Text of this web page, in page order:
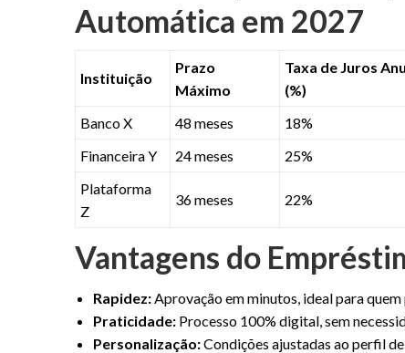
Automática em 2027
Instituição
Prazo
Máximo
Taxa de Juros
(%)
Banco X
48 meses 18%
Financeira Y
24 meses 25%
Plataforma
Z
36 meses 22%
Vantagens do
Rapidez:Aprovação em minutos, ideal para
Praticidade: Processo 100% digital, sem
Personalização:Condições ajustadas ao perfil